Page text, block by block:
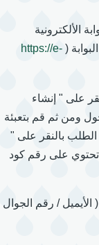
الألكترونية
(
https://e-
على " إنشاء
ومن ثم قم بتعبئة
بالنقر على "
على رقم كود
/ رقم الجوال